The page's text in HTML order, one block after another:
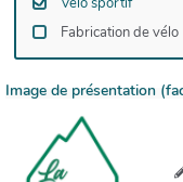
Fabrication de vélo
Image de présentation